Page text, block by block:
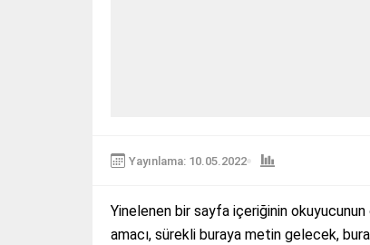
Yayınlama: 10.05.2022
Yinelenen bir sayfa içeriğinin
amacı, sürekli buraya metin gelecek,